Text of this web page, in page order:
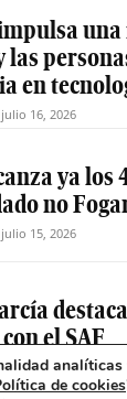
las
en
julio 16, 2026
ya los
no
julio 15, 2026
el SAF
julio 15, 2026
de cookies